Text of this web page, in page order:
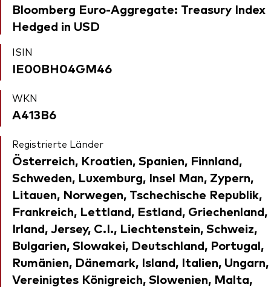
Bloomberg Euro-Aggregate: Treasury Index
Hedged in USD
ISIN
IE00BH04GM46
WKN
A413B6
Registrierte Länder
Österreich, Kroatien, Spanien, Finnland,
Schweden, Luxemburg, Insel Man, Zypern,
Litauen, Norwegen, Tschechische Republik,
Frankreich, Lettland, Estland, Griechenland,
Irland, Jersey, C.I., Liechtenstein, Schweiz,
Bulgarien, Slowakei, Deutschland, Portugal,
Rumänien, Dänemark, Island, Italien, Ungarn,
Vereinigtes Königreich, Slowenien, Malta,